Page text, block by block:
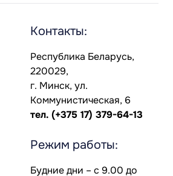
Контакты:
Республика Беларусь,
220029,
г. Минск, ул.
Коммунистическая, 6
тел. (+375 17) 379-64-13
Режим работы:
Будние дни – с 9.00 до